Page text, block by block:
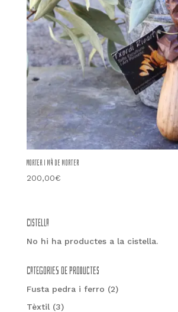
Morter i mà de morter
200,00€
Cistella
No hi ha productes a la cistella.
Categories de productes
Fusta pedra i ferro (2)
Tèxtil (3)